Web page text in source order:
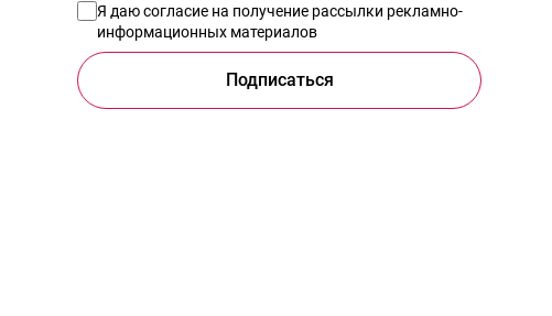
Я даюсогласие на получение рассылки рекламно-
информационных материалов
Подписаться